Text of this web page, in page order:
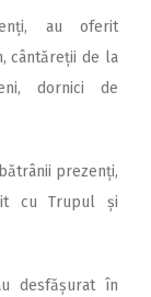
au oferit
cântăreții de la
dornici de
prezenți,
cu Trupul și
desfășurat în